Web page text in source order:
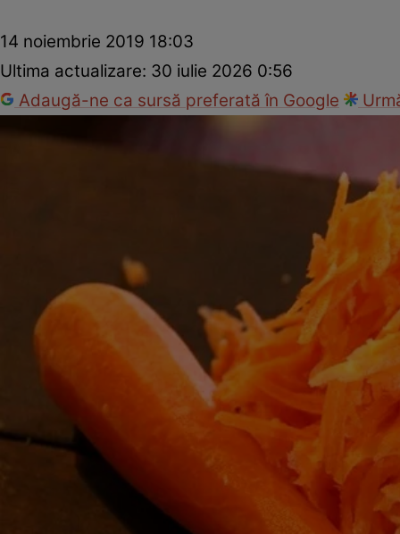
14 noiembrie 2019 18:03
Ultima actualizare: 30 iulie 2026 0:56
Adaugă-ne ca sursă preferată în Google